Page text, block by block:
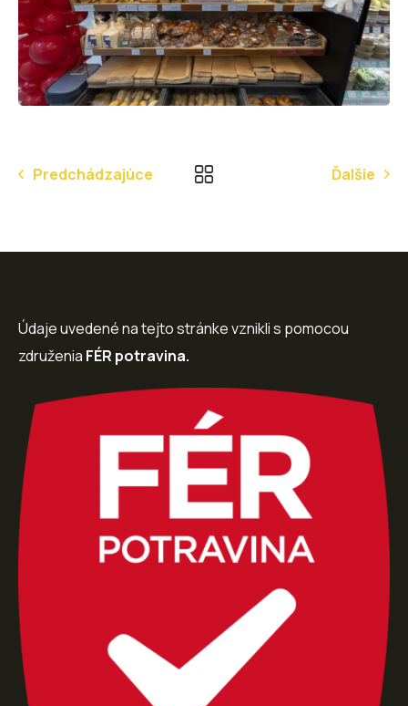
Predchádzajúce Ďalšie
Údaje uvedené na tejto stránke vznikli s pomocou
združenia FÉR potravina.